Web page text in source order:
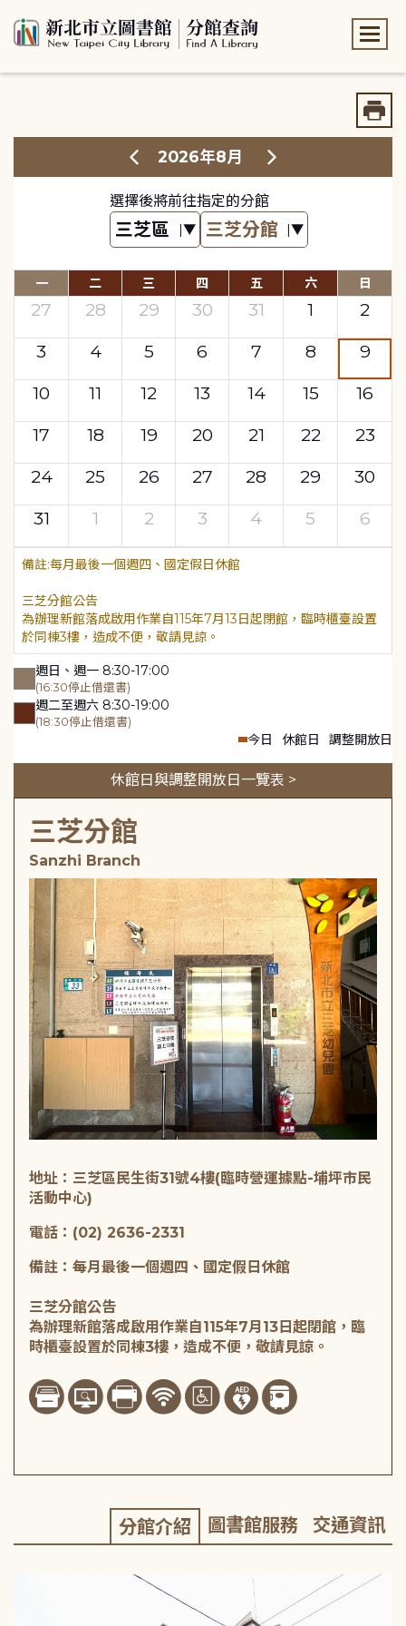
2026年8月
選擇後將前往指定的分館
一 二 三 四 五 六 日
27 28 29 30 31 1
2
3
4 5 6 7 8
9
10
11 12 13 14 15
16
17
18 19 20 21 22
23
24
25 26 27 28 29
30
31
1 2 3 4 5 6
每月最後一個週四、國定假日休館
三芝分館公告
為辦理新館落成啟用作業自115年7月13日起閉館，臨時櫃臺設置
於同棟3樓，造成不便，敬請見諒。
週日、週一 8:30-17:00
(16:30停止借還書)
週二至週六 8:30-19:00
(18:30停止借還書)
今日 休館日 調整開放日
休館日與調整開放日一覽表 >
三芝分館
Sanzhi Branch
地址：三芝區民生街31號4樓(臨時營運據點-埔坪市民
活動中心)
電話：(02) 2636-2331
備註：每月最後一個週四、國定假日休館
三芝分館公告
為辦理新館落成啟用作業自115年7月13日起閉館，臨
時櫃臺設置於同棟3樓，造成不便，敬請見諒。
分館介紹 圖書館服務 交通資訊